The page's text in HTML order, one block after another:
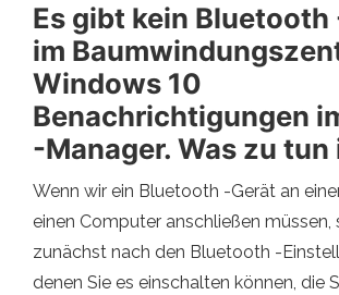
Es gibt kein Bluetooth
im
Windows 10
Benachrichtigungen
-Manager. Was zu tun
Wenn wir ein Bluetooth -Gerät an
einen Computer anschließen müssen,
zunächst nach den Bluetooth -
denen Sie es einschalten können, die